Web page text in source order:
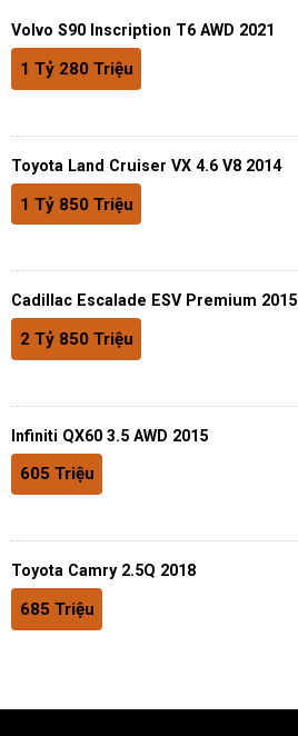
Volvo S90 Inscription T6 AWD 2021
1 Tỷ 280 Triệu
Toyota Land Cruiser VX 4.6 V8 2014
1 Tỷ 850 Triệu
Cadillac Escalade ESV Premium 2015
2 Tỷ 850 Triệu
Infiniti QX60 3.5 AWD 2015
605 Triệu
Toyota Camry 2.5Q 2018
685 Triệu